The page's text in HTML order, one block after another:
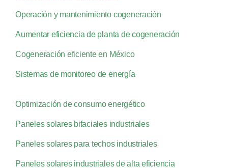
Operación y mantenimiento cogeneración
Aumentar eficiencia de planta de cogeneración
Cogeneración eficiente en México
Sistemas de monitoreo de energía
Optimización de consumo energético
Paneles solares bifaciales industriales
Paneles solares para techos industriales
Paneles solares industriales de alta eficiencia